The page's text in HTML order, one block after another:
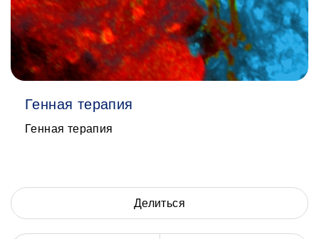
Генная терапия
Генная терапия
Делиться